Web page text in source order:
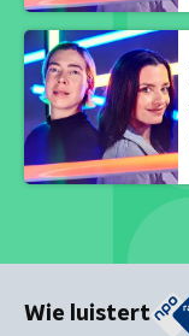
Wie luistert